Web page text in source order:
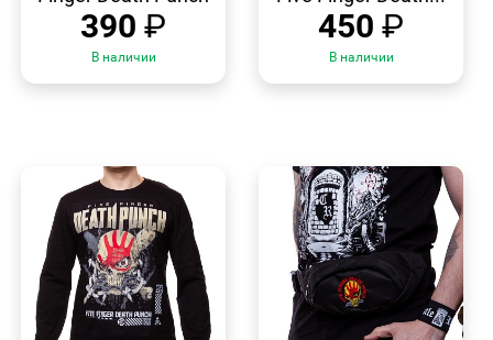
390 ₽
В наличии
450 ₽
В наличии